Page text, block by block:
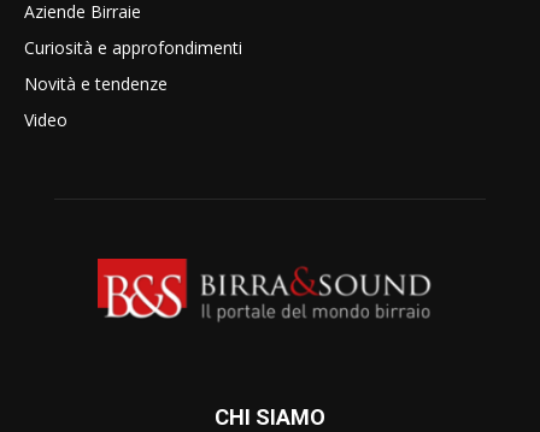
Aziende Birraie
Curiosità e approfondimenti
Novità e tendenze
Video
CHI SIAMO